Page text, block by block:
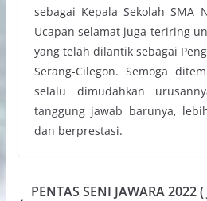
sebagai Kepala Sekolah SMA
Ucapan selamat juga teriring
yang telah dilantik sebagai
Serang-Cilegon. Semoga
selalu dimudahkan
tanggung jawab barunya,
dan berprestasi.
PENTAS SENI JAWARA 2022 (